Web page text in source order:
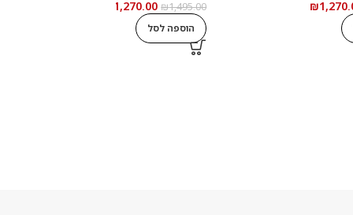
₪
₪1,495.00
1,270.00
הוספה לסל